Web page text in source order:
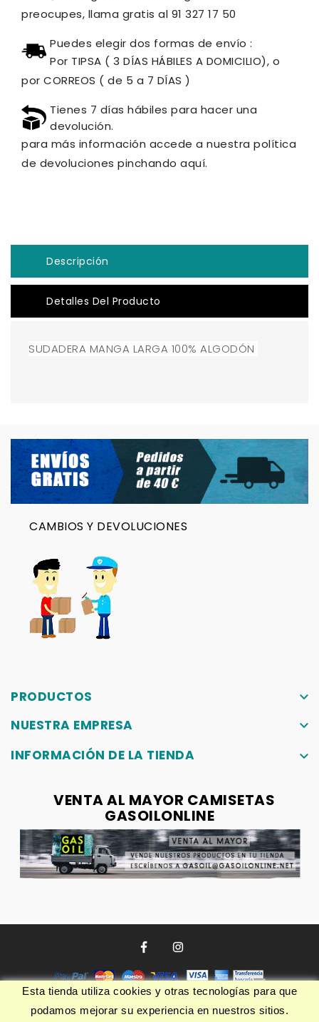
Esta tienda utiliza cookies y otras tecnologías para que
podamos mejorar su experiencia en nuestros sitios.
preocupes, llama gratis al 91 327 17 50
Puedes elegir dos formas de envío :
Por TIPSA ( 3 DÍAS HÁBILES A DOMICILIO), o
por CORREOS ( de 5 a 7 DÍAS )
Tienes 7 días hábiles para hacer una
devolución.
para más información accede a nuestra política
de devoluciones pinchando aquí.
Descripción
Detalles Del Producto
SUDADERA MANGA LARGA 100% ALGODÓN
CAMBIOS Y DEVOLUCIONES
PRODUCTOS
keyboard_arrow_down
NUESTRA EMPRESA
keyboard_arrow_down
INFORMACIÓN DE LA TIENDA
keyboard_arrow_down
VENTA AL MAYOR CAMISETAS
GASOILONLINE